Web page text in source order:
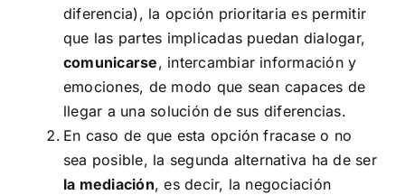
diferencia), la opción prioritaria es permitir
que las partes implicadas puedan dialogar,
comunicarse, intercambiar información y
emociones, de modo que sean capaces de
llegar a una solución de sus diferencias.
En caso de que esta opción fracase o no
sea posible, la segunda alternativa ha de ser
la mediación, es decir, la negociación